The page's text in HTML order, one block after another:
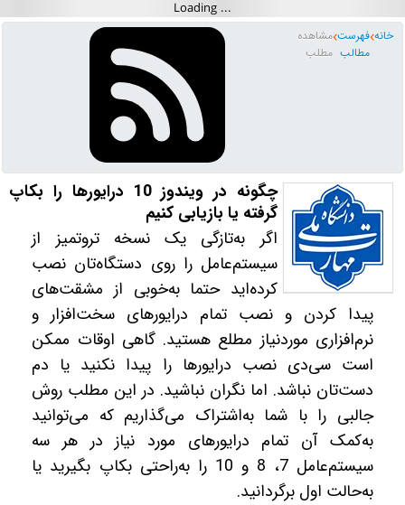
خانه فهرست
مطالب
مشاهده
مطلب
چگونه در ویندوز 10 درایورها را بکاپ‌
گرفته یا بازیابی کنیم
اگر به‌تازگی یک نسخه تروتمیز از
سیستم‌عامل را روی دستگاه‌تان نصب
کرده‌اید حتما به‌خوبی از مشقت‌های
پیدا کردن و نصب تمام درایورهای سخت‌افزار و
نرم‌افزاری موردنیاز مطلع هستید. گاهی اوقات ممکن
است سی‌دی نصب درایورها را پیدا نکنید یا دم
دست‌تان نباشد. اما نگران نباشید. در این مطلب روش
جالبی را با شما به‌اشتراک می‌گذاریم که می‌توانید
به‌کمک آن تمام درایورهای مورد نیاز در هر سه
سیستم‌عامل 7، 8 و 10 را به‌راحتی بکاپ بگیرید یا
به‌حالت اول برگردانید.